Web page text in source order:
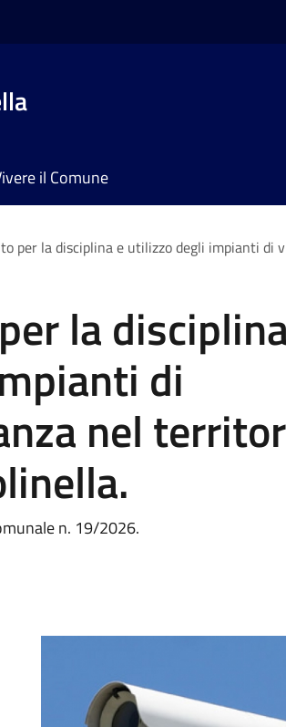
il Comune
per la disciplina e utilizzo degli impianti
la
di
nel
n. 19/2026.